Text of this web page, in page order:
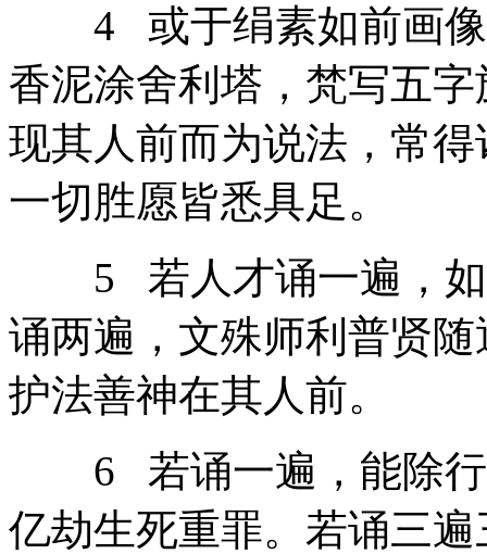
4 或于绢素如前画像
香泥涂舍利塔，梵写五
现其人前而为说法，常
一切胜愿皆悉具足。
5 若人才诵一遍，如
诵两遍，文殊师利普贤
护法善神在其人前。
6 若诵一遍，能除行
亿劫生死重罪。若诵三